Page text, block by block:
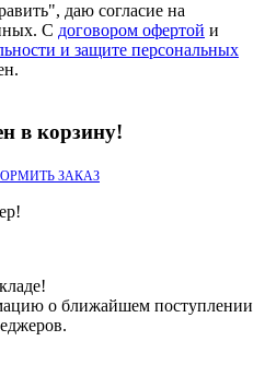
даю согласие на
С договором офертой и
и защите персональных
в корзину!
ЗАКАЗ
о ближайшем поступлении